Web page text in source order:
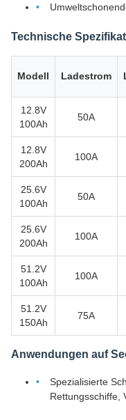
Technische
Modell Ladestrom
12.8V
100Ah
50A
12.8V
200Ah
100A
25.6V
100Ah
50A
25.6V
200Ah
100A
51.2V
100Ah
100A
51.2V
150Ah
75A
Anwendungen auf
Spezialisierte
Rettungsschiffe,